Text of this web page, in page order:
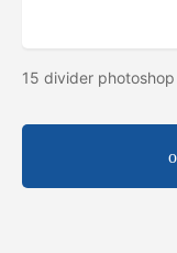
15 divider